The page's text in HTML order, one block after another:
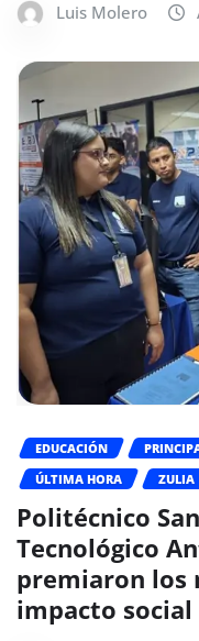
Luis Molero
EDUCACIÓN
ÚLTIMA HORA
ZULIA
Politécnico
Tecnológico
premiaron los
impacto social